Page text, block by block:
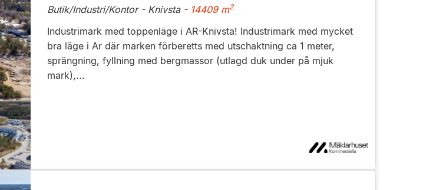
Butik/Industri/Kontor - Knivsta -14409 m2
Industrimark med toppenläge i AR-Knivsta! Industrimark med mycket
bra läge i Ar där marken förberetts med utschaktning ca 1 meter,
sprängning, fyllning med bergmassor (utlagd duk under på mjuk
mark),...